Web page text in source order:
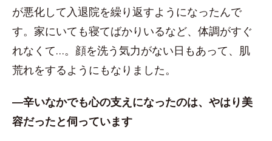
が悪化して入退院を繰り返すようになったんで
す。家にいても寝てばかりいるなど、体調がすぐ
れなくて…。顔を洗う気力がない日もあって、肌
荒れをするようにもなりました。
―辛いなかでも心の支えになったのは、やはり美
容だったと伺っています